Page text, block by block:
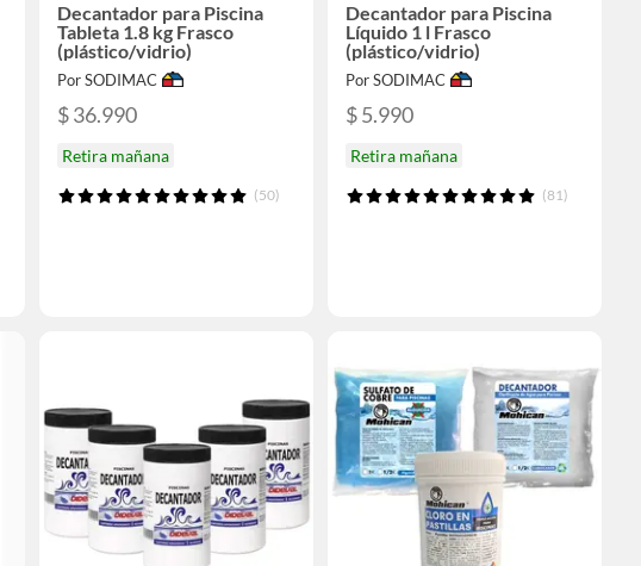
Decantador para Piscina
Tableta 1.8 kg Frasco
(plástico/vidrio)
Por SODIMAC
$ 36.990
Retira mañana
(50)
Decantador para Piscina
Líquido 1 l Frasco
(plástico/vidrio)
Por SODIMAC
$ 5.990
Retira mañana
(81)